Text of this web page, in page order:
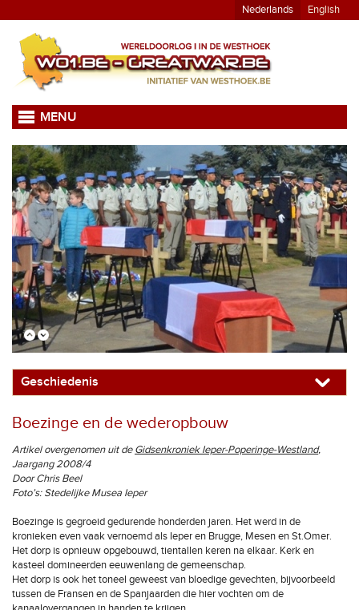
Nederlands English
MENU
Geschiedenis
Boezinge en de wederopbouw
Artikel overgenomen uit deGidsenkroniek Ieper-Poperinge-Westland,
Jaargang 2008/4
Door Chris Beel
Foto’s: Stedelijke Musea Ieper
Boezinge is gegroeid gedurende honderden jaren. Het werd in de
kronieken even vaak vernoemd als Ieper en Brugge, Mesen en St.Omer.
Het dorp is opnieuw opgebouwd, tientallen keren na elkaar. Kerk en
kasteel domineerden eeuwenlang de gemeenschap.
Het dorp is ook het toneel geweest van bloedige gevechten, bijvoorbeeld
tussen de Fransen en de Spanjaarden die hier vochten om de